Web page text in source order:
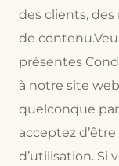
des clients,
de
présentes
à notre site
quelconque
acceptez
d’utilisation. Si